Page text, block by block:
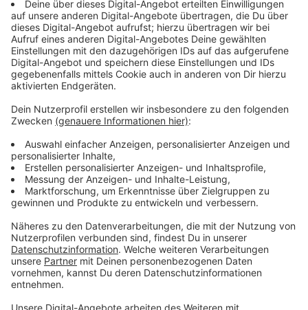
Anzeige
Wir benötigen Ihre
Zustimmung, um den YouTube
Video-Service zu laden!
Wir verwenden einen Service eines
Drittanbieters, um Videoinhalte
einzubetten. Dieser Service kann
Daten zu Ihren Aktivitäten
Details durch und stimmen Sie der
Nutzung des Service zu, um dieses
Video anzusehen.
Ist Allie Fox ein gesuchter Verbrecher oder doch nur